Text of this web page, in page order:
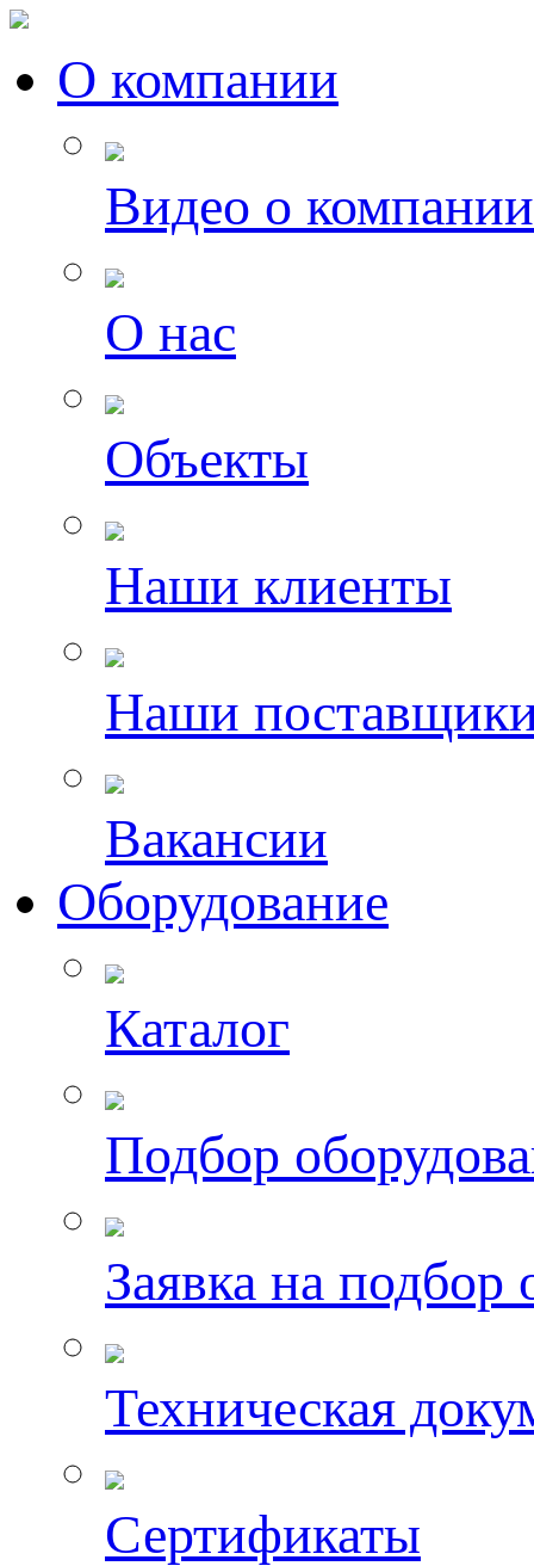
О компании
Видео о компании
О нас
Объекты
Наши клиенты
Наши
Вакансии
Оборудование
Каталог
Подбор
Заявка на подбор
Техническая
Сертификаты